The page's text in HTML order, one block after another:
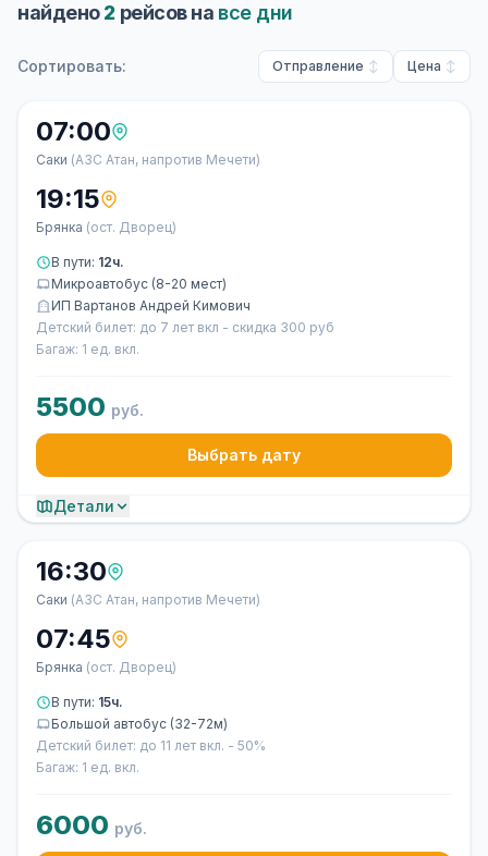
найдено2рейсов на все дни
Сортировать: Отправление Цена
07:00
Саки (АЗС Атан, напротив Мечети)
19:15
Брянка (ост. Дворец)
В пути: 12ч.
Микроавтобус (8-20 мест)
ИП Вартанов Андрей Кимович
Детский билет: до 7 лет вкл - скидка 300 руб
Багаж: 1 ед. вкл.
5500 руб.
Выбрать дату
Детали
16:30
Саки (АЗС Атан, напротив Мечети)
07:45
Брянка (ост. Дворец)
В пути: 15ч.
Большой автобус (32-72м)
Детский билет: до 11 лет вкл. - 50%
Багаж: 1 ед. вкл.
6000 руб.